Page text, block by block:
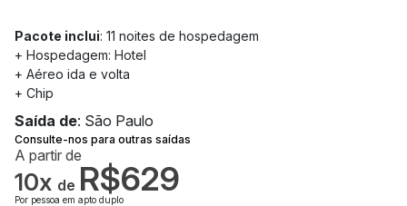
Pacote inclui: 11 noites de hospedagem
+ Hospedagem: Hotel
+ Aéreo ida e volta
+ Chip
Saída de: São Paulo
Consulte-nos para outras saídas
A partir de
10x de R$629
Por pessoa em apto duplo